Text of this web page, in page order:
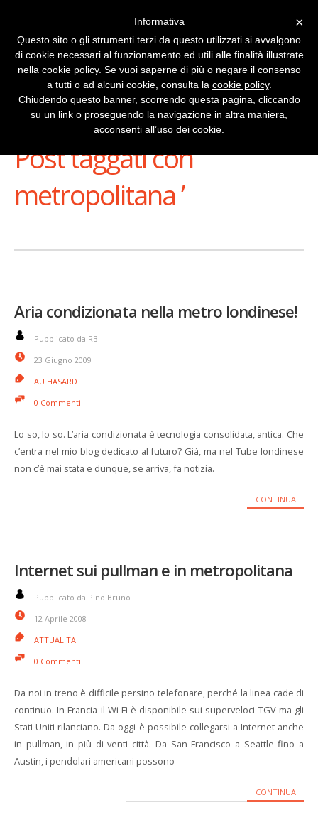
Stai Visualizzando
Post taggati con ‘
metropolitana ’
Aria condizionata nella metro londinese!
Pubblicato da RB
23 Giugno 2009
AU HASARD
0 Commenti
Lo so, lo so. L’aria condizionata è tecnologia consolidata, antica. Che
c’entra nel mio blog dedicato al futuro? Già, ma nel Tube londinese
non c’è mai stata e dunque, se arriva, fa notizia.
CONTINUA
Internet sui pullman e in metropolitana
Pubblicato da Pino Bruno
12 Aprile 2008
ATTUALITA'
0 Commenti
Da noi in treno è difficile persino telefonare, perché la linea cade di
continuo. In Francia il Wi-Fi è disponibile sui superveloci TGV ma gli
Stati Uniti rilanciano. Da oggi è possibile collegarsi a Internet anche
in pullman, in più di venti città. Da San Francisco a Seattle fino a
Austin, i pendolari americani possono
CONTINUA
×
Informativa
Questo sito o gli strumenti terzi da questo utilizzati si avvalgono
di cookie necessari al funzionamento ed utili alle finalità illustrate
nella cookie policy. Se vuoi saperne di più o negare il consenso
a tutti o ad alcuni cookie, consulta la cookie policy.
Chiudendo questo banner, scorrendo questa pagina, cliccando
su un link o proseguendo la navigazione in altra maniera,
acconsenti all’uso dei cookie.